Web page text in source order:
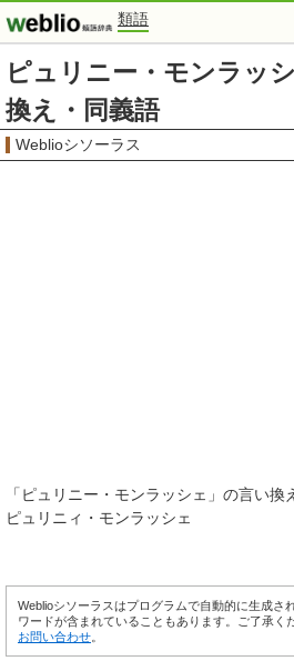
類語
ピュリニー・モンラッ
換え・同義語
Weblioシソーラス
「 ピュリニー・モンラッシェ 」の言い換
ピュリニィ・モンラッシェ
Weblioシソーラスはプログラムで自動的に生成さ
ワードが含まれていることもあります。ご了承く
お問い合わせ